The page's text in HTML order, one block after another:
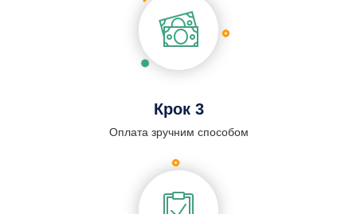
Крок 3
Оплата зручним способом